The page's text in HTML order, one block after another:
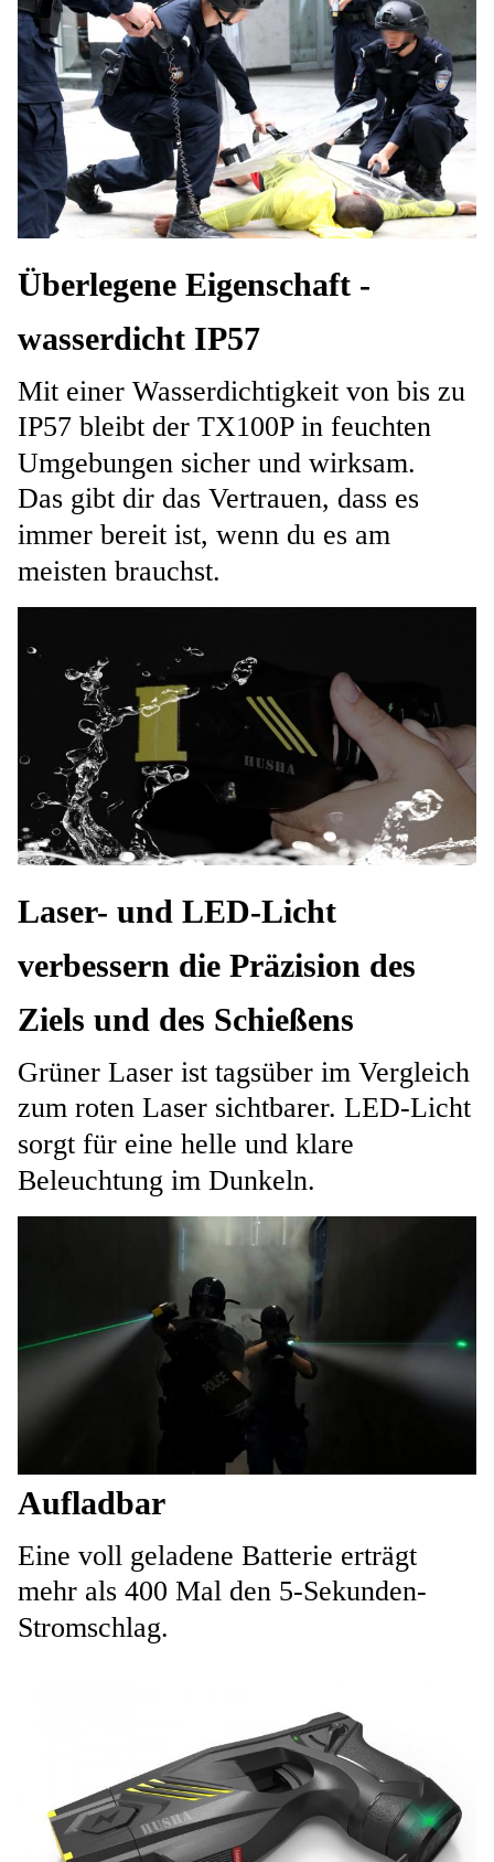
Überlegene Eigenschaft -
wasserdicht IP57
Mit einer Wasserdichtigkeit von bis zu
IP57 bleibt der TX100P in feuchten
Umgebungen sicher und wirksam.
Das gibt dir das Vertrauen, dass es
immer bereit ist, wenn du es am
meisten brauchst.
Laser- und LED-Licht
verbessern die Präzision des
Ziels und des Schießens
Grüner Laser ist tagsüber im Vergleich
zum roten Laser sichtbarer. LED-Licht
sorgt für eine helle und klare
Beleuchtung im Dunkeln.
Aufladbar
Eine voll geladene Batterie erträgt
mehr als 400 Mal den 5-Sekunden-
Stromschlag.